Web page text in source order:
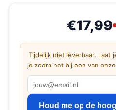
€17,99
Tijdelijk niet leverbaar. Laat
je zodra het bij een van
Houd me op de